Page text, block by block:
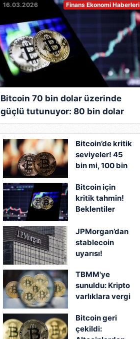
16.03.2026 Finans Ekonomi Haberleri
Bitcoin 70 bin dolar üzerinde
güçlü tutunuyor: 80 bin dolar
direnci takip ediliyor!
Bitcoin’de kritik
seviyeler! 45
bin mi, 100 bin
Bitcoin için
kritik tahmin!
Beklentiler
JPMorgan’dan
stablecoin
uyarısı!
TBMM'ye
sunuldu: Kripto
varlıklara vergi
Bitcoin geri
çekildi: